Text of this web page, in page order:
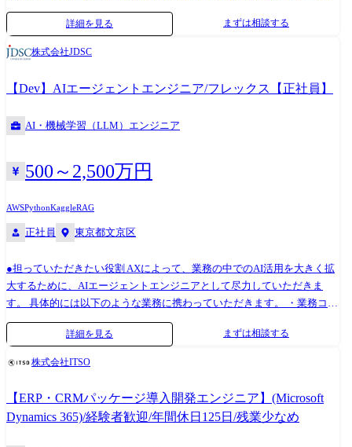
化 など
詳細を見る まずは相談する
株式会社JDSC
【Dev】AIエージェントエンジニア/フレックス【正社員】
AI・機械学習（LLM）エンジニア
500～2,500万円
AWSPythonKaggleRAG
正社員 東京都文京区
●担っていただきたい役割 AXによって、業務の中でのAI活用を大きく拡
大するために、AIエージェントエンジニアとして尽力していただきま
す。 具体的には以下のような業務に携わっていただきます。 ・業務コン
サルタントやテクノロジーコンサルタントと共に、適切なAIエージェン
トの在り方を構想・PoC開発 ・構想を受けてのAIエージェントをアジャ
イル開発 ・顧客のビジネス環境の変化に伴う、AIエージェントへの柔軟
といった自己成長投資をサポートする制度があります。 ・ChatGPTやAI
駆動開発ツールを始めとした先進的なソフトウェアツールに対する補助
があります。 ・フレックスタイム、育休制度等、柔軟な働き方を支援し
詳細を見る まずは相談する
株式会社ITSO
【ERP・CRMパッケージ導入開発エンジニア】(Microsoft
Dynamics 365)/経験者歓迎/年間休日125日/残業少なめ